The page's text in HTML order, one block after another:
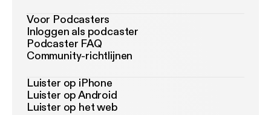
Voor Podcasters
Inloggen als podcaster
Podcaster FAQ
Community-richtlijnen
Luister op iPhone
Luister op Android
Luister op het web